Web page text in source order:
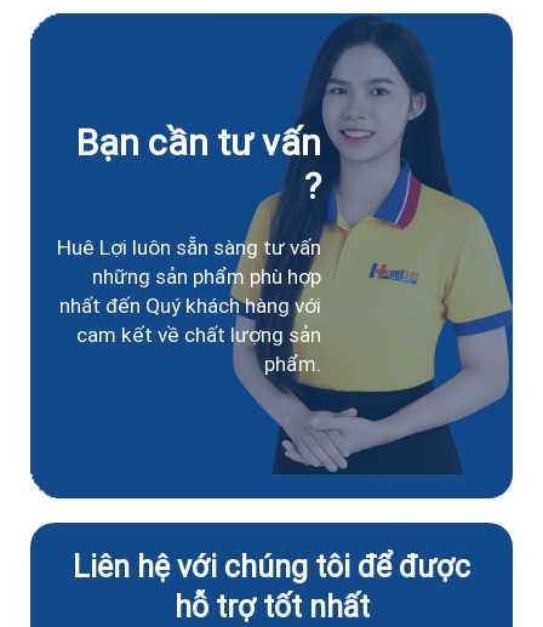
Bạn cần tư vấn
?
Huê Lợi luôn sẵn sàng tư vấn
những sản phẩm phù hợp
nhất đến Quý khách hàng với
cam kết về chất lượng sản
phẩm.
Liên hệ với chúng tôi để được
hỗ trợ tốt nhất